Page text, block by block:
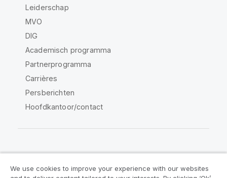
Leiderschap
MVO
DIG
Academisch programma
Partnerprogramma
Carrières
Persberichten
Hoofdkantoor/contact
We use cookies to improve your experience with our websites